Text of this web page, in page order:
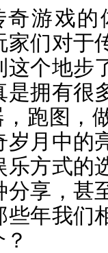
奇游戏
们对于
个地步
是拥有很
跑图，
月中的
方式的
享，甚
年我们